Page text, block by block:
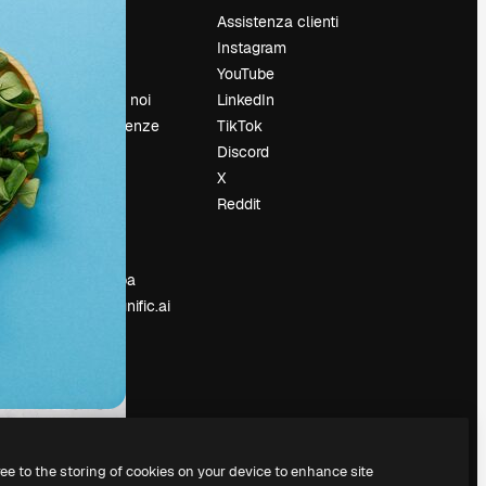
Lavora con noi
Cerca tendenze
Blog
Sala stampa
Cerchi magnific.ai
Assistenza clienti
Instagram
YouTube
LinkedIn
TikTok
Discord
X
Reddit
to the storing of cookies on your device to enhance site